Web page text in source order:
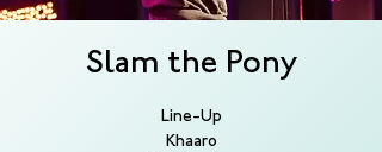
Slam the Pony
Line-Up
Khaaro